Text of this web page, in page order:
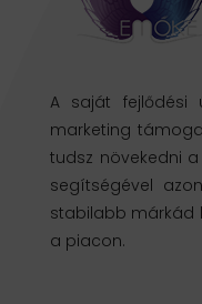
A saját fejlődési
marketing
tudsz növekedni
segítségével
stabilabb márkád
a piacon.